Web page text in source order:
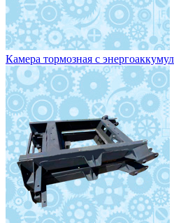
Камера тормозная с